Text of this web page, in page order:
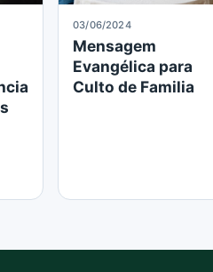
03/06/2024
Mensagem
Evangélica para
Culto de Familia